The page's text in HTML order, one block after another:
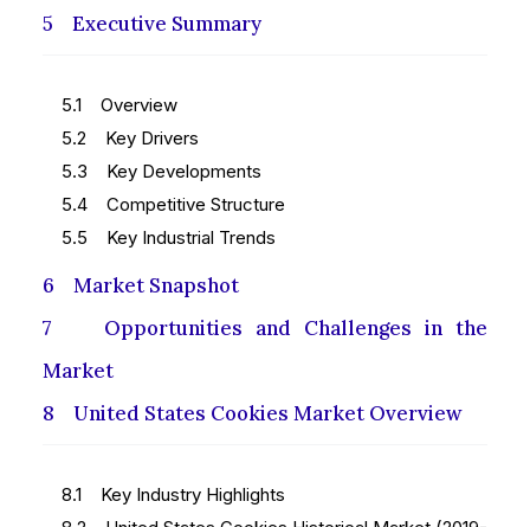
5 Executive Summary
5.1 Overview
5.2 Key Drivers
5.3 Key Developments
5.4 Competitive Structure
5.5 Key Industrial Trends
6 Market Snapshot
7 Opportunities and Challenges in the
Market
8 United States Cookies Market Overview
8.1 Key Industry Highlights